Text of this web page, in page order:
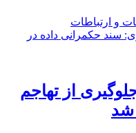
و ارتباطات
از تهاجم
شد